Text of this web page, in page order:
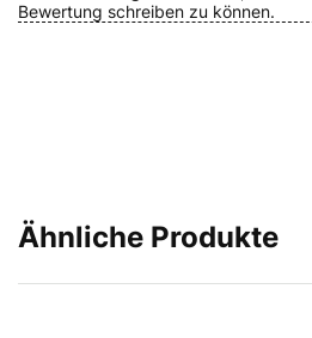
Bewertung schreiben zu können.
Ähnliche Produkte